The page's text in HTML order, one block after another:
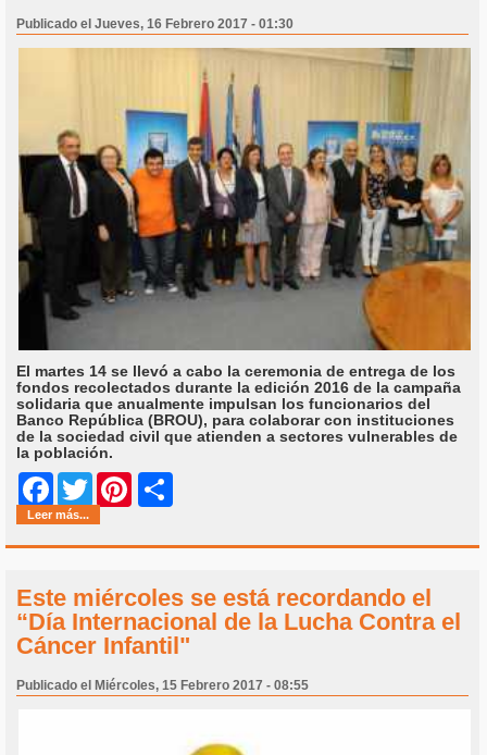
Publicado el Jueves, 16 Febrero 2017 - 01:30
El martes 14 se llevó a cabo la ceremonia de entrega de los
fondos recolectados durante la edición 2016 de la campaña
solidaria que anualmente impulsan los funcionarios del
Banco República (BROU), para colaborar con instituciones
de la sociedad civil que atienden a sectores vulnerables de
la población.
Facebook
Twitter Pinterest
Leer más...
Este miércoles se está recordando el
“Día Internacional de la Lucha Contra el
Cáncer Infantil"
Publicado el Miércoles, 15 Febrero 2017 - 08:55